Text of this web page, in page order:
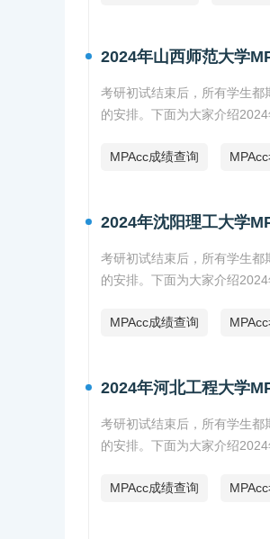
2024年山西师范大学
考研初试结束后，所有学生
的安排。下面为大家介绍
MPAcc成绩查询
2024年沈阳理工大学
考研初试结束后，所有学生
的安排。下面为大家介绍
MPAcc成绩查询
2024年河北工程大学
考研初试结束后，所有学生
的安排。下面为大家介绍
MPAcc成绩查询